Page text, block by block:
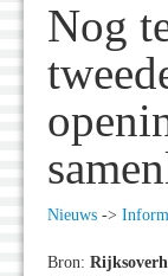
Nog
Nieuws ->
Bron: